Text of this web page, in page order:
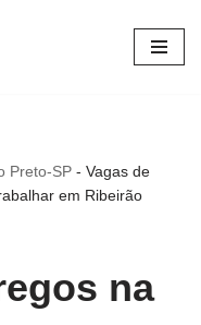
Preto-SP - Vagas de
em Ribeirão
na